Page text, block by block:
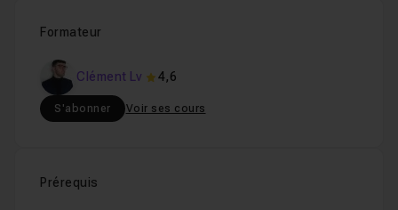
Formateur
Clément Lv 4,6
S'abonner Voir ses cours
Prérequis